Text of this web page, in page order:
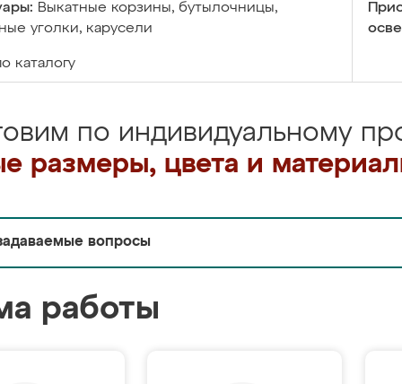
Выкатные корзины, бутылочницы,
уголки, карусели
каталогу
по индивидуальному
размеры, цвета и
вопросы
работы